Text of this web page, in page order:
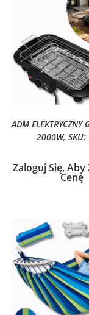
ADM ELEKTRYCZNY
2000W,
Zaloguj Się, Aby
Cenę